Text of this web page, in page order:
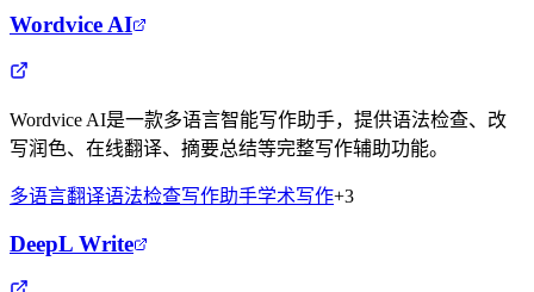
Wordvice AI
Wordvice AI是一款多语言智能写作助手，提供语法检查、改
写润色、在线翻译、摘要总结等完整写作辅助功能。
多语言翻译语法检查写作助手学术写作+3
DeepL Write